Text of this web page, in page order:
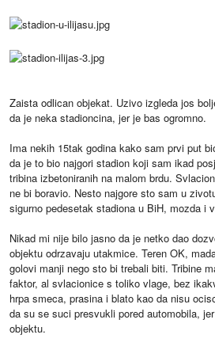
Zaista odlican objekat. Uzivo izgleda jos
da je neka stadioncina, jer je bas ogromno.
Ima nekih 15tak godina kako sam prvi put
da je to bio najgori stadion koji sam ikad
tribina izbetoniranih na malom brdu.
ne bi boravio. Nesto najgore sto sam u
sigurno pedesetak stadiona u BiH, mozda i
Nikad mi nije bilo jasno da je netko dao
objektu odrzavaju utakmice. Teren OK,
golovi manji nego sto bi trebali biti. Tribine
faktor, al svlacionice s toliko vlage, bez
hrpa smeca, prasina i blato kao da nisu
da su se suci presvukli pored automobila,
objektu.